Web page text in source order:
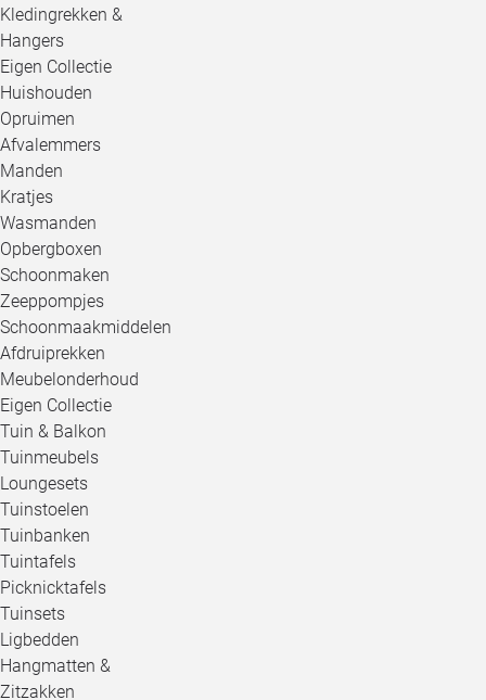
Kledingrekken &
Hangers
Eigen Collectie
Huishouden
Opruimen
Afvalemmers
Manden
Kratjes
Wasmanden
Opbergboxen
Schoonmaken
Zeeppompjes
Schoonmaakmiddelen
Afdruiprekken
Meubelonderhoud
Eigen Collectie
Tuin & Balkon
Tuinmeubels
Loungesets
Tuinstoelen
Tuinbanken
Tuintafels
Picknicktafels
Tuinsets
Ligbedden
Hangmatten &
Zitzakken